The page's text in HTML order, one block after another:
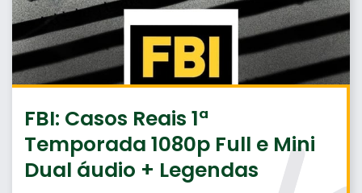
FBI: Casos Reais 1ª
Temporada 1080p Full e Mini
Dual áudio + Legendas